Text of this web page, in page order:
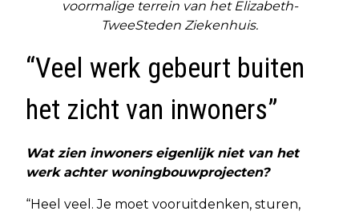
voormalige terrein van het Elizabeth-
TweeSteden Ziekenhuis.
“Veel werk gebeurt buiten
het zicht van inwoners”
Wat zien inwoners eigenlijk niet van het
werk achter woningbouwprojecten?
“Heel veel. Je moet vooruitdenken, sturen,